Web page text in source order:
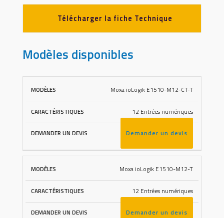
Télécharger la fiche Technique
Modèles disponibles
CARACTÉRISTIQUES
DEMANDER
UN DEVIS
Moxa ioLogik E1510-M12-CT-T
12 Entrées numériques
Demander un devis
Moxa ioLogik E1510-M12-T
12 Entrées numériques
Demander un devis